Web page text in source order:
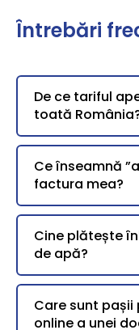
Întrebări
De ce tariful
toată
Ce înseamnă
factura mea?
Cine plătește
de apă?
Care sunt pașii
online a unei